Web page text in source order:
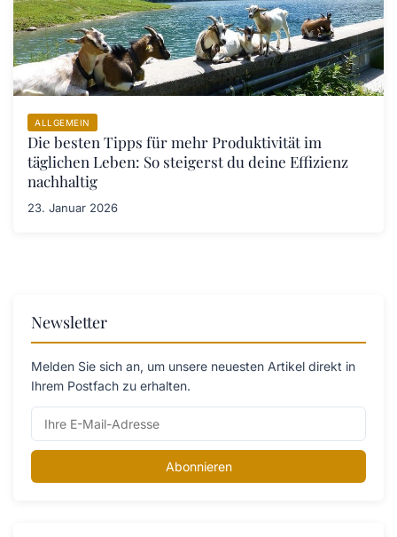
ALLGEMEIN
Die besten Tipps für mehr Produktivität im
täglichen Leben: So steigerst du deine Effizienz
nachhaltig
23. Januar 2026
Newsletter
Melden Sie sich an, um unsere neuesten Artikel direkt in
Ihrem Postfach zu erhalten.
Abonnieren